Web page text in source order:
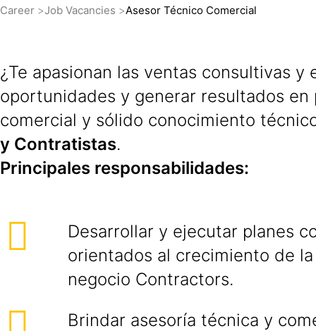
Career Job Vacancies Asesor Técnico Comercial
¿Te apasionan las ventas consultivas
oportunidades y generar resultados
comercial y sólido conocimiento
y Contratistas.
Principales responsabilidades:
Desarrollar y ejecutar planes
orientados al crecimiento de
negocio Contractors.
Brindar asesoría técnica y